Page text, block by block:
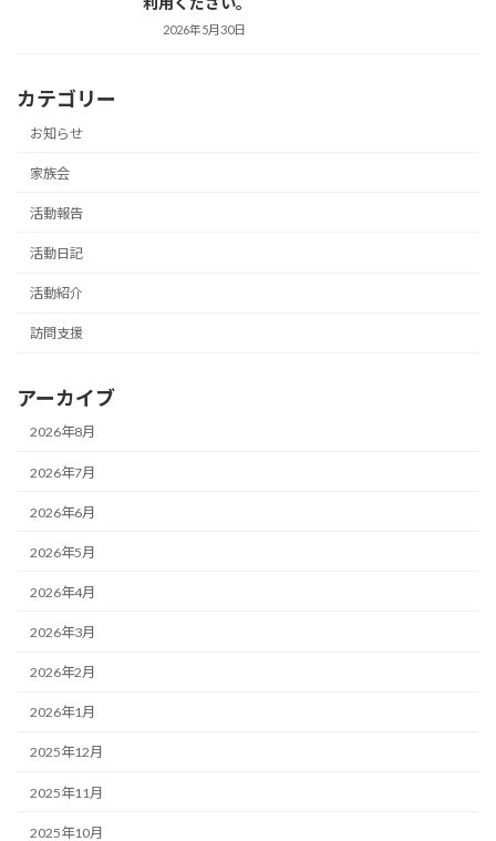
2026年5月30日
カテゴリー
お知らせ
家族会
活動報告
活動日記
活動紹介
訪問支援
アーカイブ
2026年8月
2026年7月
2026年6月
2026年5月
2026年4月
2026年3月
2026年2月
2026年1月
2025年12月
2025年11月
2025年10月